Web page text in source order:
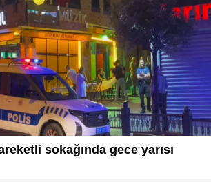
sokağında gece yarısı